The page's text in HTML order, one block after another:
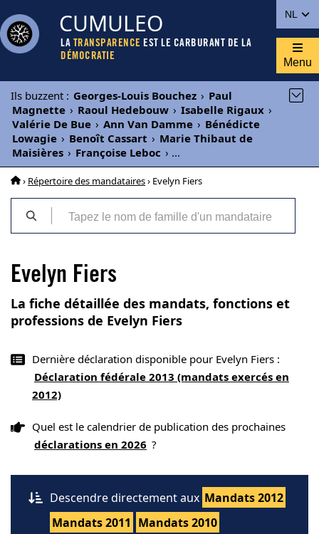
NL
CUMULEO
LA TRANSPARENCE EST LE CARBURANT DE LA
DÉMOCRATIE
Menu
Ils buzzent : Georges-Louis Bouchez › Paul
Magnette › Raoul Hedebouw › Isabelle Rigaux ›
Valérie De Bue › Ann Van Damme › Bénédicte
Lowagie › Benoît Cassart › Marie Thibaut de
Maisières › Françoise Leboc › ...
› Répertoire des mandataires› Evelyn Fiers
Evelyn Fiers
La fiche détaillée des mandats, fonctions et
professions de Evelyn Fiers
Dernière déclaration disponible pour Evelyn Fiers :
Déclaration fédérale 2013 (mandats exercés en
2012)
Quel est le calendrier de publication des prochaines
déclarations en 2026 ?
Descendre directement aux Mandats 2012
Mandats 2011 Mandats 2010